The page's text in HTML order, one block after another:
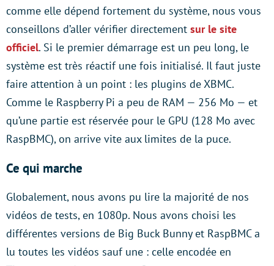
comme elle dépend fortement du système, nous vous
conseillons d’aller vérifier directement sur le site
officiel. Si le premier démarrage est un peu long, le
système est très réactif une fois initialisé. Il faut juste
faire attention à un point : les plugins de XBMC.
Comme le Raspberry Pi a peu de RAM — 256 Mo — et
qu’une partie est réservée pour le GPU (128 Mo avec
RaspBMC), on arrive vite aux limites de la puce.
Ce qui marche
Globalement, nous avons pu lire la majorité de nos
vidéos de tests, en 1080p. Nous avons choisi les
différentes versions de Big Buck Bunny et RaspBMC a
lu toutes les vidéos sauf une : celle encodée en